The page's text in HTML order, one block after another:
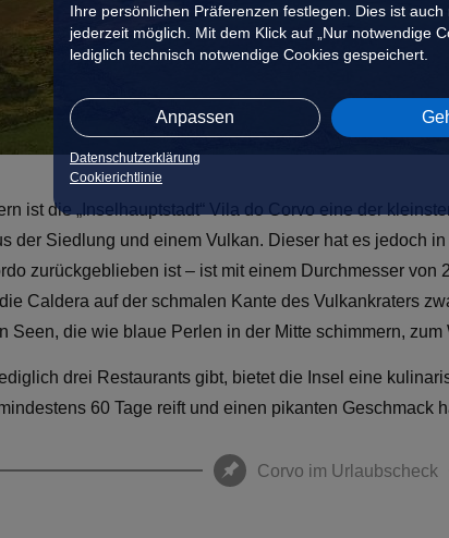
Ihre persönlichen Präferenzen festlegen. Dies ist auch
jederzeit möglich. Mit dem Klick auf „Nur notwendige
lediglich technisch notwendige Cookies gespeichert.
Anpassen
Datenschutzerklärung
Cookierichtlinie
ist die „Inselhauptstadt“ Vila do Corvo eine der
der Siedlung und einem Vulkan. Dieser hat es jedoch
zurückgeblieben ist – ist mit einem Durchmesser von
Caldera auf der schmalen Kante des Vulkankraters
Seen, die wie blaue Perlen in der Mitte schimmern, zum
drei Restaurants gibt, bietet die Insel eine
60 Tage reift und einen pikanten Geschmack
Corvo im Urlaubscheck